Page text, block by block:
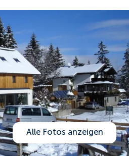
Alle Fotos anzeigen